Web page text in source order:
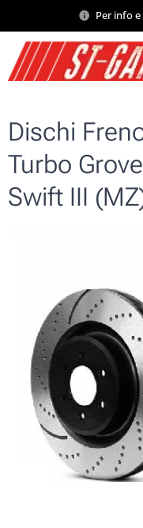
Per info
Dischi
Turbo
Swift III